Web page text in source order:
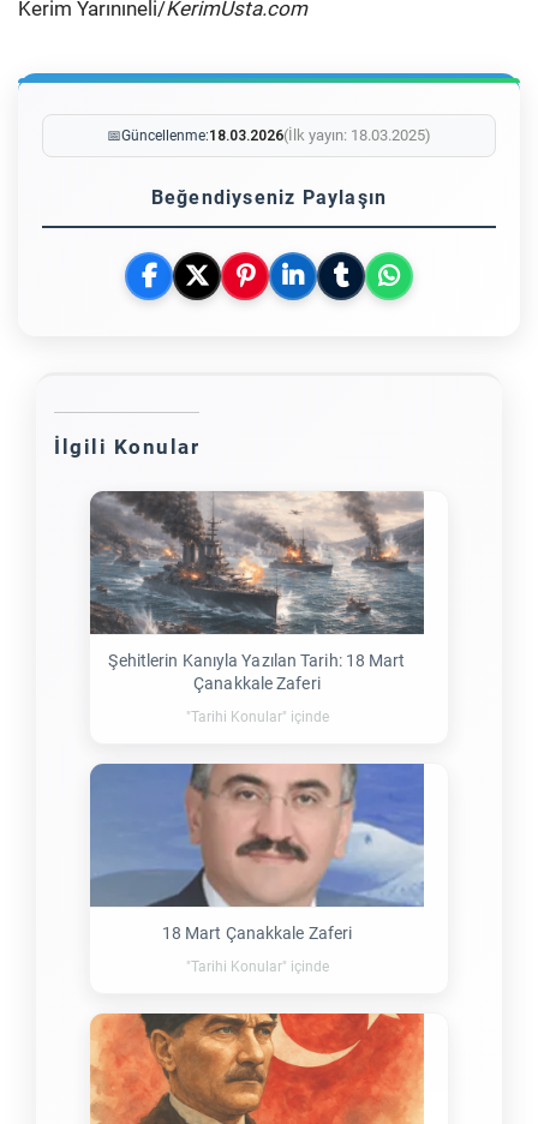
Kerim Yarınıneli/KerimUsta.com
📅Güncellenme:18.03.2026(İlk yayın: 18.03.2025)
Beğendiyseniz Paylaşın
İlgili Konular
Şehitlerin Kanıyla Yazılan Tarih: 18 Mart
Çanakkale Zaferi
"Tarihi Konular" içinde
18 Mart Çanakkale Zaferi
"Tarihi Konular" içinde